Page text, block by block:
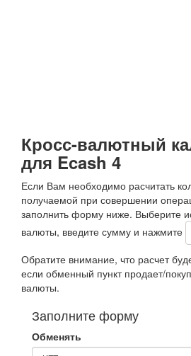
Кросс-валютный
для Ecash 4
Если Вам необходимо расчитать
получаемой при совершении
заполнить форму ниже. Выберите
валюты, введите сумму и нажмите
Обратите внимание, что расчет
если обменный пункт продает/
валюты.
Заполните форму
Обменять